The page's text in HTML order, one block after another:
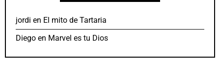
jordi en El mito de Tartaria
Diego en Marvel es tu Dios